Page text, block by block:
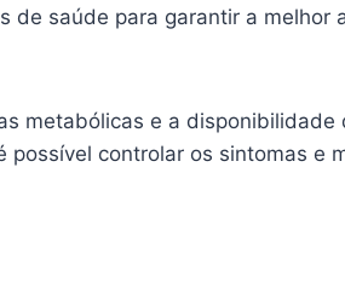
de saúde para garantir a melhor
metabólicas e a disponibilidade
controlar os sintomas e